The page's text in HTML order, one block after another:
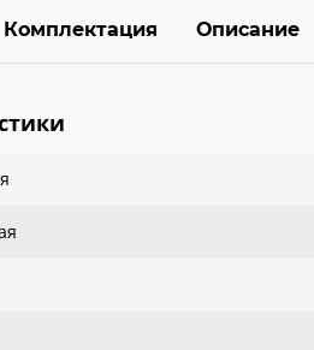
Комплектация Описание